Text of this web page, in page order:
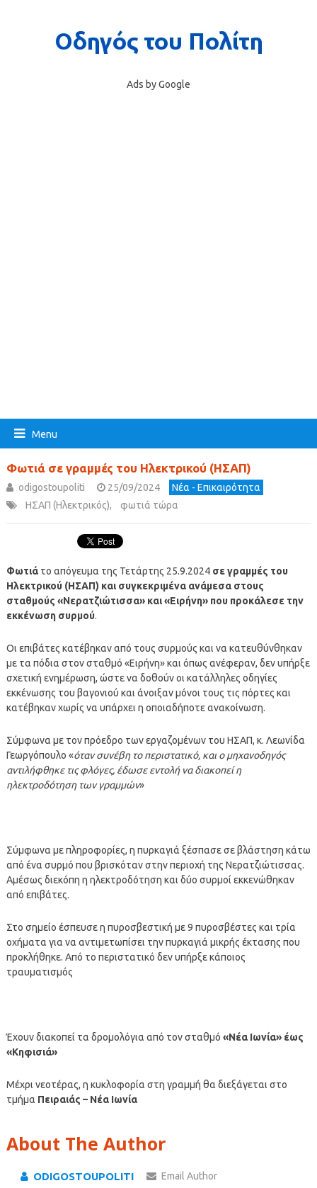
Ads by Google
Menu
Φωτιά σε γραμμές του Ηλεκτρικού (ΗΣΑΠ)
odigostoupoliti 25/09/2024
Νέα - Επικαιρότητα
ΗΣΑΠ (Ηλεκτρικός), φωτιά τώρα
Φωτιάτο απόγευμα της Τετάρτης 25.9.2024 σε γραμμές του
Ηλεκτρικού (ΗΣΑΠ) και συγκεκριμένα ανάμεσα στους
σταθμούς «Νερατζιώτισσα» και «Ειρήνη» που προκάλεσε την
εκκένωση συρμού.
Οι επιβάτες κατέβηκαν από τους συρμούς και να κατευθύνθηκαν
με τα πόδια στον σταθμό «Ειρήνη» και όπως ανέφεραν, δεν υπήρξε
σχετική ενημέρωση, ώστε να δοθούν οι κατάλληλες οδηγίες
εκκένωσης του βαγονιού και άνοιξαν μόνοι τους τις πόρτες και
κατέβηκαν χωρίς να υπάρχει η οποιαδήποτε ανακοίνωση.
Σύμφωνα με τον πρόεδρο των εργαζομένων του ΗΣΑΠ, κ. Λεωνίδα
Γεωργόπουλο «όταν συνέβη το περιστατικό, και ο μηχανοδηγός
αντιλήφθηκε τις φλόγες, έδωσε εντολή να διακοπεί η
ηλεκτροδότηση των γραμμών»
Σύμφωνα με πληροφορίες, η πυρκαγιά ξέσπασε σε βλάστηση κάτω
από ένα συρμό που βρισκόταν στην περιοχή της Νερατζιώτισσας.
Αμέσως διεκόπη η ηλεκτροδότηση και δύο συρμοί εκκενώθηκαν
από επιβάτες.
Στο σημείο έσπευσε η πυροσβεστική με 9 πυροσβέστες και τρία
οχήματα για να αντιμετωπίσει την πυρκαγιά μικρής έκτασης που
προκλήθηκε. Από το περιστατικό δεν υπήρξε κάποιος
τραυματισμός
Έχουν διακοπεί τα δρομολόγια από τον σταθμό «Νέα Ιωνία» έως
«Κηφισιά»
Μέχρι νεοτέρας, η κυκλοφορία στη γραμμή θα διεξάγεται στο
τμήμα Πειραιάς – Νέα Ιωνία
About The Author
ODIGOSTOUPOLITI Email Author